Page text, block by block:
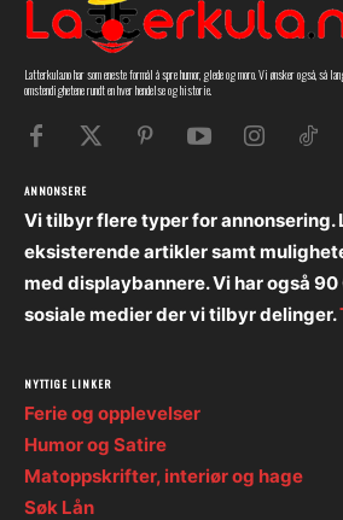
Latterkula.no har som eneste formål å spre humor, glede og moro. Vi ønsker også, så
omstendighetene rundt en hver hendelse og historie.
ANNONSERE
Vi tilbyr flere typer for annonsering.
eksisterende artikler samt
med displaybannere. Vi har også
sosiale medier der vi tilbyr delinger.
NYTTIGE LINKER
Ferie og opplevelser
Humor og Satire
Matoppskrifter, interiør og hage
Søk Lån